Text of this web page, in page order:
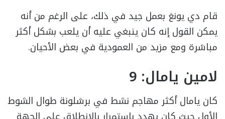
قام دي يونغ بعمل جيد في ذلك، على الرغم من أنه
يمكن القول إنه كان ينبغي عليه أن يلعب بشكل أكثر
مباشرة ومع مزيد من العمودية في بعض الأحيان.
لامين يامال: 9
كان يامال أكثر مهاجم نشط في برشلونة طوال الشوط